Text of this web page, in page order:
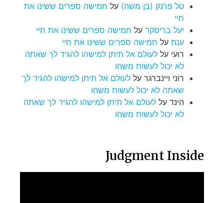
טל פרנק (בן משה) על חמישה ספרים ששינו את
חיי
יעל בריסקר על חמישה ספרים ששינו את חיי
ענת על חמישה ספרים ששינו את חיי
רועי על לעולם אל תיתן למישהו להגיד לך שאתה
לא יכול לעשות משהו
רוני ויינברגר על לעולם אל תיתן למישהו להגיד לך
שאתה לא יכול לעשות משהו
הינד על לעולם אל תיתן למישהו להגיד לך שאתה
לא יכול לעשות משהו
Judgment Inside